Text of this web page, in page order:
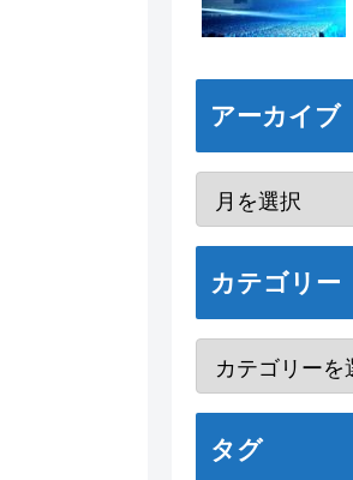
アーカイブ
カテゴリー
タグ